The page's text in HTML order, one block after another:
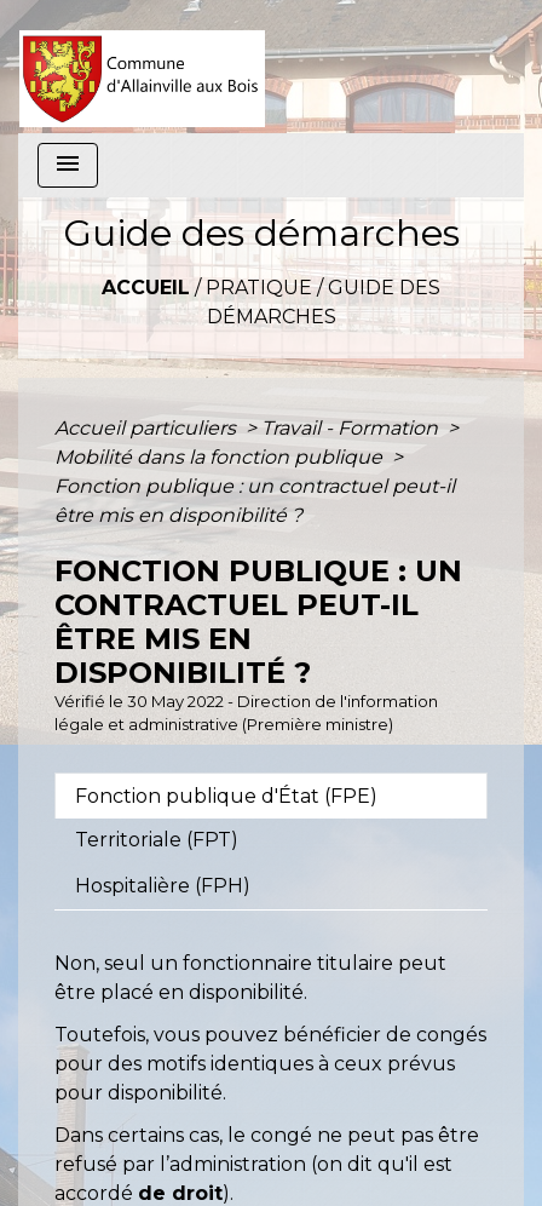
menu
Guide des démarches
ACCUEIL / PRATIQUE/GUIDE DES
DÉMARCHES
Accueil particuliers > Travail - Formation >
Mobilité dans la fonction publique >
Fonction publique : un contractuel peut-il
être mis en disponibilité ?
FONCTION PUBLIQUE : UN
CONTRACTUEL PEUT-IL
ÊTRE MIS EN
DISPONIBILITÉ ?
Vérifié le 30 May 2022 - Direction de l'information
légale et administrative (Première ministre)
Fonction publique d'État (FPE)
Territoriale (FPT)
Hospitalière (FPH)
Non, seul un fonctionnaire titulaire peut
être placé en disponibilité.
Toutefois, vous pouvez bénéficier de congés
pour des motifs identiques à ceux prévus
pour disponibilité.
Dans certains cas, le congé ne peut pas être
refusé par l’administration (on dit qu'il est
accordé de droit).